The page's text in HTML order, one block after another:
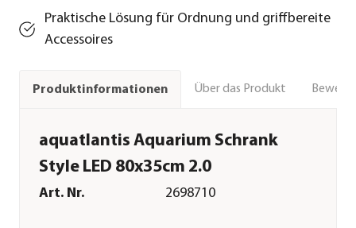
Praktische Lösung für Ordnung und griffbereite
Accessoires
Produktinformationen Über das Produkt
aquatlantis Aquarium Schrank
Style LED 80x35cm 2.0
Art. Nr. 2698710